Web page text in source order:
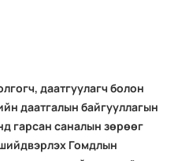
даатгуулагч болон
даатгалын байгууллагын
гарсан саналын зөрөөг
Гомдлын